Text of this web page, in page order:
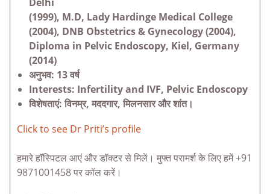
Delhi
(1999), M.D, Lady Hardinge Medical College
(2004), DNB Obstetrics & Gynecology (2004),
Diploma in Pelvic Endoscopy, Kiel, Germany
(2014)
अनुभव: 13 वर्ष
Interests: Infertility and IVF, Pelvic Endoscopy
विशेषताएं: विनम्र, मददगार, मिलनसार और शांत।
Click to see Dr Priti’s profile
हमारे हॉस्पिटल आएं और डॉक्टर से मिलें। मुफ्त परामर्श के लिए हमें +91
9871001458 पर कॉल करें।